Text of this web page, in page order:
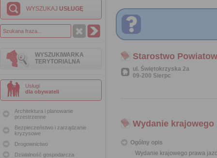
WYSZUKAJ USŁUGĘ
WYSZUKIWARKA
TERYTORIALNA
Usługi
dla obywateli
Architektura i planowanie
przestrzenne
Bezpieczeństwo i zarządzanie
kryzysowe
Drogownictwo
Działalność gospodarcza
Starostwo
ul. Świętokrzyska 2a
09-200 Sierpc
Wydanie krajowego
Ogólny opis
Wydanie krajowego prawa